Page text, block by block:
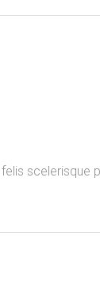
scelerisque